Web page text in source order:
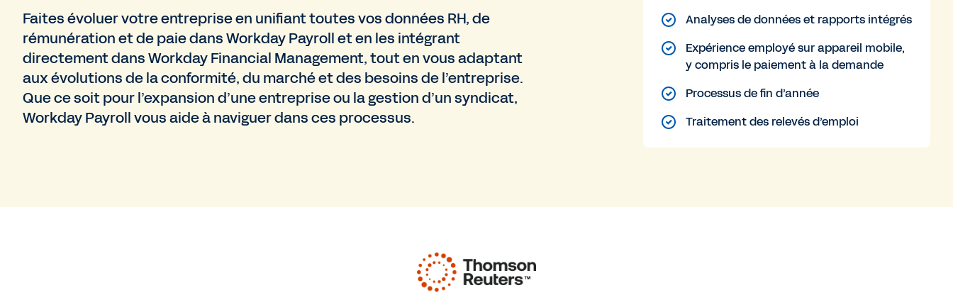
Faites évoluer votre entreprise en unifiant toutes vos données RH, de
rémunération et de paie dans Workday Payroll et en les intégrant
directement dans Workday Financial Management, tout en vous adaptant
aux évolutions de la conformité, du marché et des besoins de l’entreprise.
Que ce soit pour l’expansion d’une entreprise ou la gestion d’un syndicat,
Workday Payroll vous aide à naviguer dans ces processus.
Analyses de données et rapports intégrés
Expérience employé sur appareil mobile,
y compris le paiement à la demande
Processus de fin d’année
Traitement des relevés d’emploi